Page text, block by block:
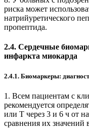
риска может
натрийуретического
пропептида.
2.4. Сердечные
инфаркта миокарда
2.4.1. Биомаркеры:
1. Всем пациентам с
рекомендуется
или Т через 3 и 6 ч от
сравнения их значений